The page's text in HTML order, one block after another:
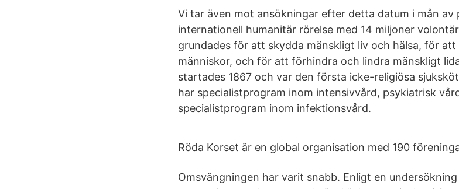
Vi tar även mot ansökningar efter detta datum i mån av
internationell humanitär rörelse med 14 miljoner
grundades för att skydda mänskligt liv och hälsa, för
människor, och för att förhindra och lindra mänskligt
startades 1867 och var den första icke-religiösa
har specialistprogram inom intensivvård, psykiatrisk
specialistprogram inom infektionsvård.
Röda Korset är en global organisation med 190
Omsvängningen har varit snabb. Enligt en